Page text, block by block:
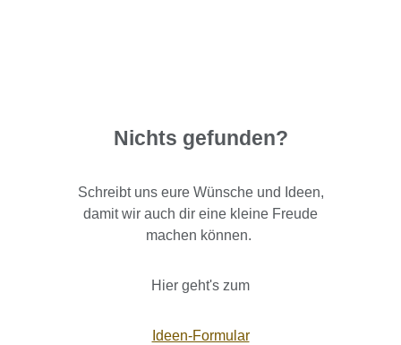
Nichts gefunden?
Schreibt uns eure Wünsche und Ideen,
damit wir auch dir eine kleine Freude
machen können.
Hier geht's zum
Ideen-Formular